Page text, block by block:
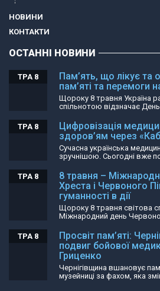
НОВИНИ
КОНТАКТИ
ОСТАННІ НОВИНИ
Пам’ять, що лікує та
пам’яті та перемоги
ТРА 8
Щороку 8 травня Україна
спільнотою відзначає
Цифровізація
здоров’ям через
ТРА 8
Сучасна українська
зручнішою. Сьогодні вже
8 травня –
Хреста і Червоного
гуманності в дії
ТРА 8
Щороку 8 травня світова
Міжнародний день
Просвіт пам’яті:
подвиг бойової
Гриценко
ТРА 8
Чернігівщина вшановує
музейниці за фахом, яка